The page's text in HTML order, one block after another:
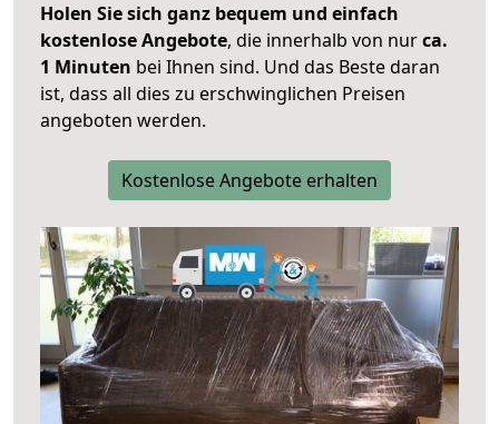
Holen Sie sich ganz bequem und einfach
kostenlose Angebote, die innerhalb von nurca.
1 Minuten bei Ihnen sind. Und das Beste daran
ist, dass all dies zu erschwinglichen Preisen
angeboten werden.
Kostenlose Angebote erhalten